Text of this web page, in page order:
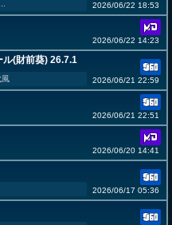
2026/06/22 18:53
2026/06/22 14:23
(財前葵) 26.7.1
風 2026/06/21 22:59
2026/06/21 22:51
2026/06/20 14:41
2026/06/17 05:36